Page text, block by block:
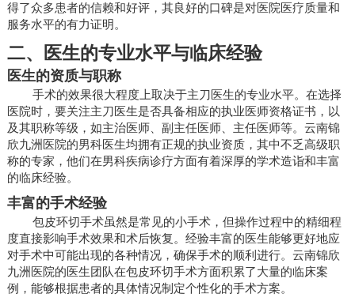
得了众多患者的信赖和好评，其良好的口碑是对医院医疗质量和
服务水平的有力证明。
二、医生的专业水平与临床经验
医生的资质与职称
手术的效果很大程度上取决于主刀医生的专业水平。在选择
医院时，要关注主刀医生是否具备相应的执业医师资格证书，以
及其职称等级，如主治医师、副主任医师、主任医师等。云南锦
欣九洲医院的男科医生均拥有正规的执业资质，其中不乏高级职
称的专家，他们在男科疾病诊疗方面有着深厚的学术造诣和丰富
的临床经验。
丰富的手术经验
包皮环切手术虽然是常见的小手术，但操作过程中的精细程
度直接影响手术效果和术后恢复。经验丰富的医生能够更好地应
对手术中可能出现的各种情况，确保手术的顺利进行。云南锦欣
九洲医院的医生团队在包皮环切手术方面积累了大量的临床案
例，能够根据患者的具体情况制定个性化的手术方案。